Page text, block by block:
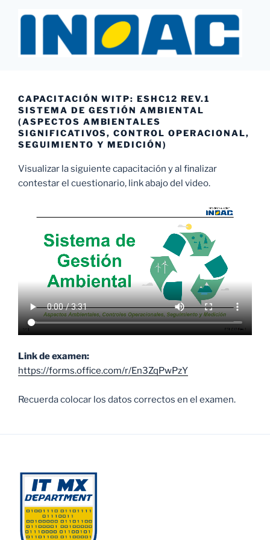
CAPACITACIÓN WITP: ESHC12 REV.1
SISTEMA DE GESTIÓN AMBIENTAL
(ASPECTOS AMBIENTALES
SIGNIFICATIVOS, CONTROL OPERACIONAL,
SEGUIMIENTO Y MEDICIÓN)
Visualizar la siguiente capacitación y al finalizar
contestar el cuestionario, link abajo del video.
Link de examen:
https://forms.office.com/r/En3ZqPwPzY
Recuerda colocar los datos correctos en el examen.